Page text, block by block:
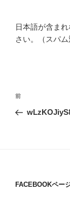
日本語が含ま
さい。（スパム
投
ナ
ョ
過
去
前
FACEBOOKペー